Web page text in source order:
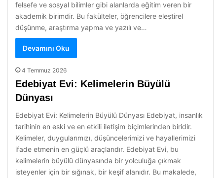
felsefe ve sosyal bilimler gibi alanlarda eğitim veren bir
akademik birimdir. Bu fakülteler, öğrencilere eleştirel
düşünme, araştırma yapma ve yazılı ve…
Devamını Oku
4 Temmuz 2026
Edebiyat Evi: Kelimelerin Büyülü
Dünyası
Edebiyat Evi: Kelimelerin Büyülü Dünyası Edebiyat, insanlık
tarihinin en eski ve en etkili iletişim biçimlerinden biridir.
Kelimeler, duygularımızı, düşüncelerimizi ve hayallerimizi
ifade etmenin en güçlü araçlarıdır. Edebiyat Evi, bu
kelimelerin büyülü dünyasında bir yolculuğa çıkmak
isteyenler için bir sığınak, bir keşif alanıdır. Bu makalede,